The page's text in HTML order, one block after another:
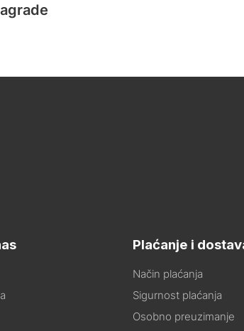
Plaćanje i
Način plaćanja
Sigurnost plaćanja
Osobno preuzimanje